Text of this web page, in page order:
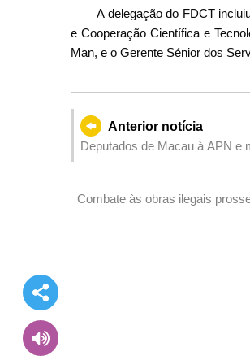
A delegação do FDCT
e Cooperação Científica e
Man, e o Gerente Sénior dos
Anterior notícia
Deputados de Macau à APN e
Combate às obras ilegais